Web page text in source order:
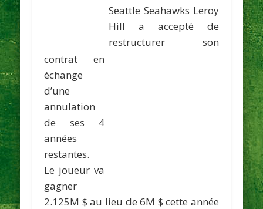
Seattle Seahawks Leroy
Hilla accepté de
restructurer son
contrat en
échange
d’une
annulation
de ses 4
années
restantes.
Le joueur va
gagner
2.125M $ au lieu de 6M $ cette année